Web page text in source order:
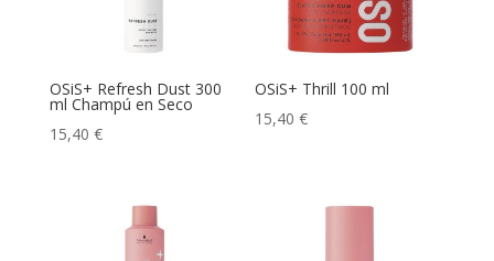
OSiS+ Refresh Dust 300
ml Champú en Seco
15,40 €
OSiS+ Thrill 100 ml
15,40€